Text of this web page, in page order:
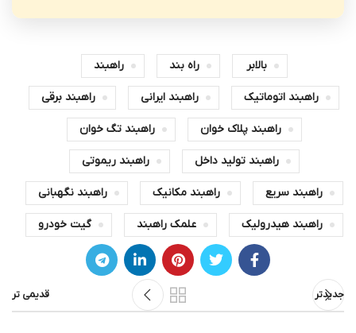
بالابر راه بند راهبند
راهبند اتوماتیک راهبند ایرانی راهبند برقی
راهبند پلاک خوان راهبند تگ خوان
راهبند تولید داخل راهبند ریموتی
راهبند سریع راهبند مکانیک راهبند نگهبانی
راهبند هیدرولیک علمک راهبند گیت خودرو
جدیدتر قدیمی تر